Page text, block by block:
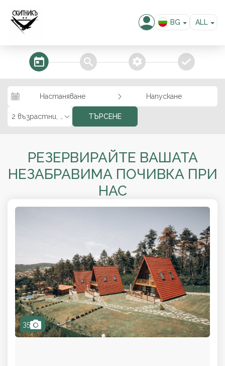
BG
ALL
steps_calendar search extra_services confirm
Настаняване Напускане
ТЪРСЕНЕ
РЕЗЕРВИРАЙТЕ ВАШАТА
НЕЗАБРАВИМА ПОЧИВКА ПРИ
НАС
35camera